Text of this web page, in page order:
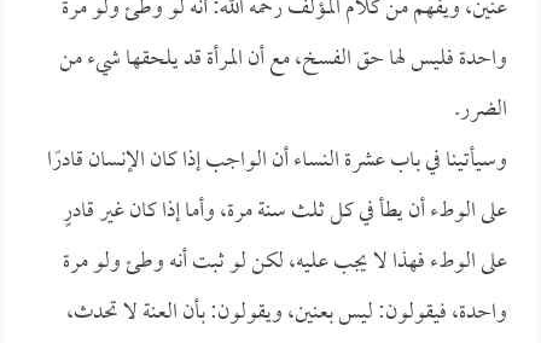
واحدة فليس لها حق الفسخ، مع أن المرأة قد يلحقها شيء من
الضرر.
وسيأتينا في باب عشرة النساء أن الواجب إذا كان الإنسان قادرًا
على الوطء أن يطأ في كل ثلث سنة مرة، وأما إذا كان غير قادرٍ
على الوطء فهذا لا يجب عليه، لكن لو ثبت أنه وطئ ولو مرة
واحدة، فيقولون: ليس بعنين، ويقولون: بأن العنة لا تحدث،